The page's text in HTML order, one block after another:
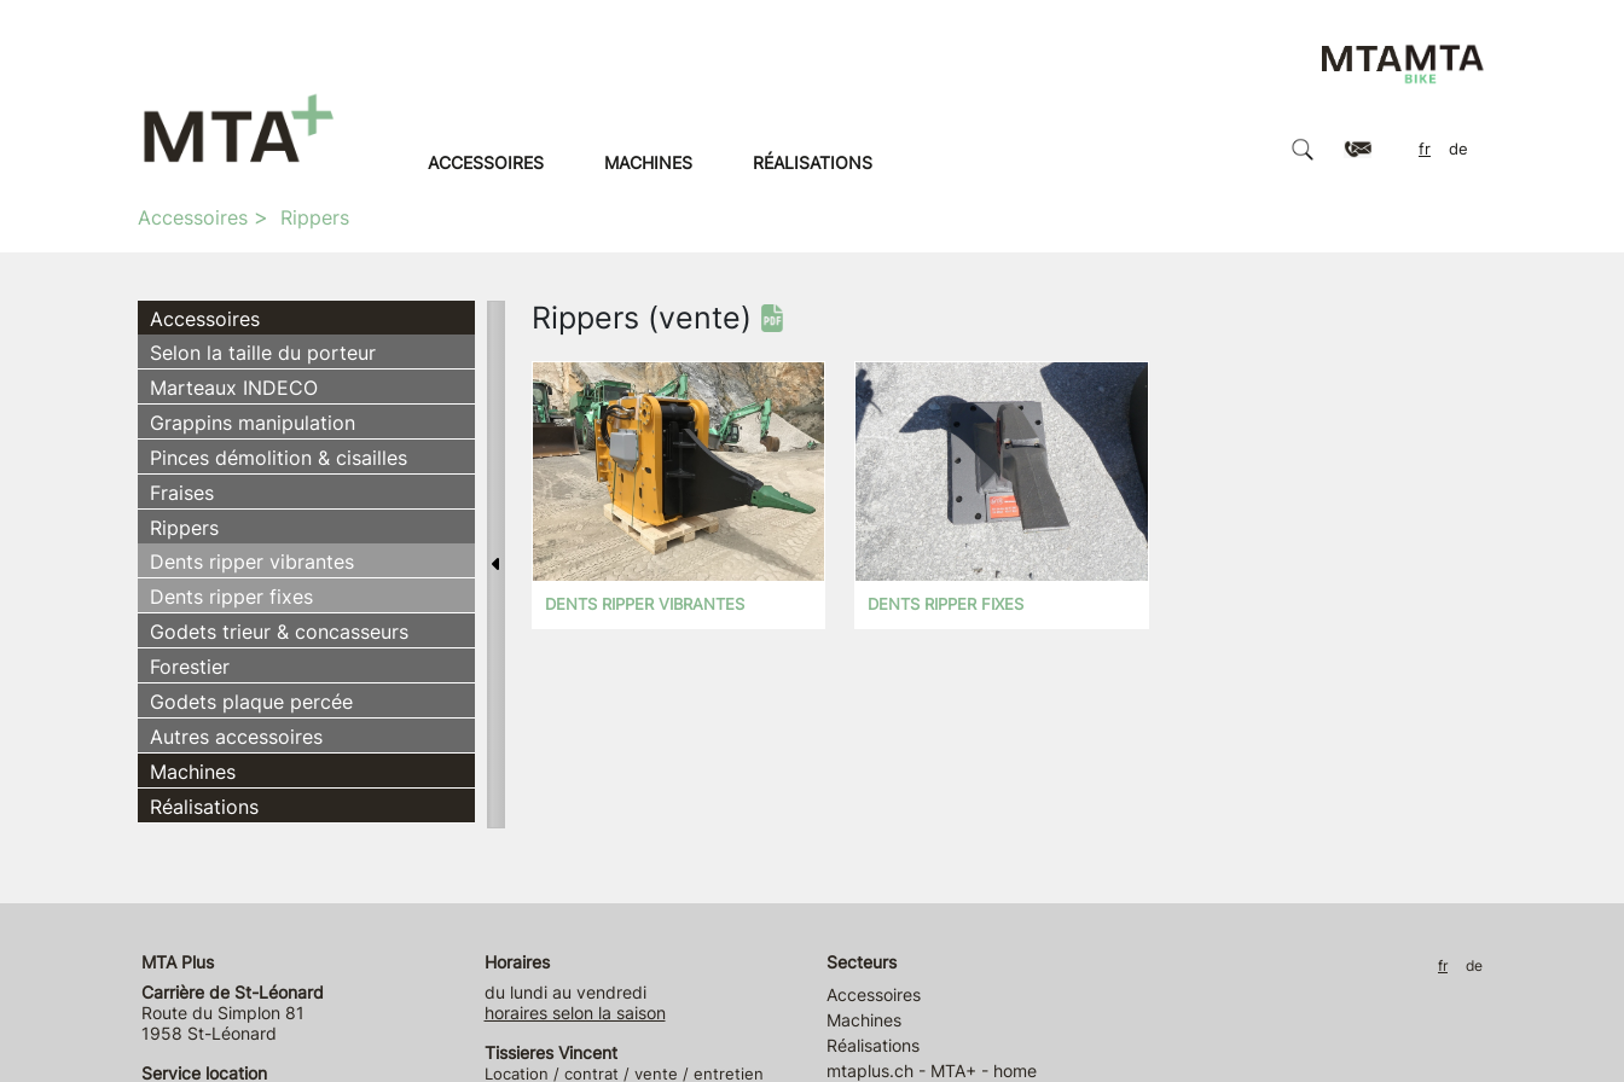
ACCESSOIRES MACHINES RÉALISATIONS
fr de
Accessoires Rippers
Accessoires
Selon la taille du porteur
Marteaux INDECO
Grappins manipulation
Pinces démolition & cisailles
Fraises
Rippers
Dents ripper vibrantes
Dents ripper fixes
Godets trieur & concasseurs
Forestier
Godets plaque percée
Autres accessoires
Machines
Réalisations
Rippers (vente)
DENTS RIPPER VIBRANTES DENTS RIPPER FIXES
MTA Plus
Carrière de St-Léonard
Route du Simplon 81
1958 St-Léonard
Service location
Horaires
du lundi au vendredi
horaires selon la saison
Tissieres Vincent
Location / contrat / vente / entretien
Secteurs
Accessoires
Machines
Réalisations
mtaplus.ch - MTA+ - home
fr de